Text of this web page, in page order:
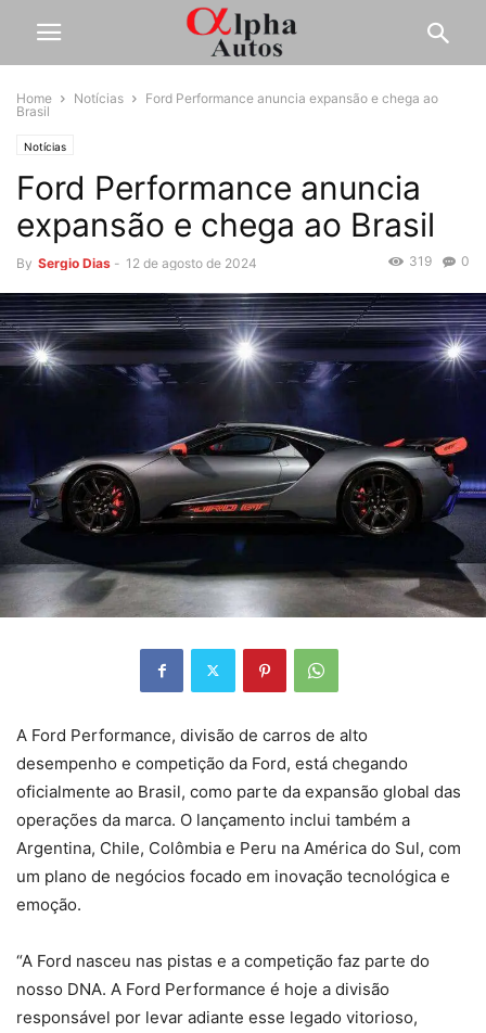
Home Notícias
Ford Performance anuncia expansão e chega ao
Brasil
Notícias
Ford Performance anuncia
expansão e chega ao Brasil
By Sergio Dias - 12 de agosto de 2024 0
319
A Ford Performance, divisão de carros de alto
desempenho e competição da Ford, está chegando
oficialmente ao Brasil, como parte da expansão global das
operações da marca. O lançamento inclui também a
Argentina, Chile, Colômbia e Peru na América do Sul, com
um plano de negócios focado em inovação tecnológica e
emoção.
“A Ford nasceu nas pistas e a competição faz parte do
nosso DNA. A Ford Performance é hoje a divisão
responsável por levar adiante esse legado vitorioso,